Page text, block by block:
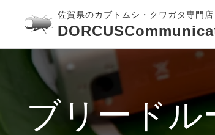
佐賀県のカブトムシ・クワガタ専門店
ブリード